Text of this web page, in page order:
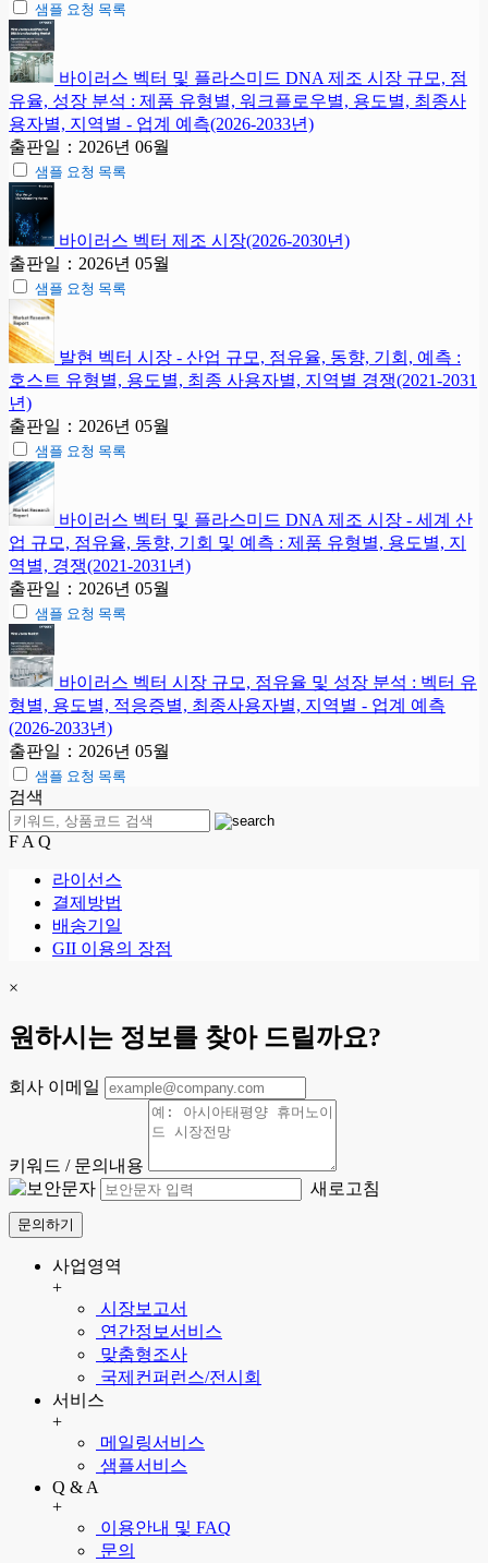
샘플 요청 목록
바이러스 벡터 및 플라스미드 DNA 제조 시장 규모, 점
유율, 성장 분석 : 제품 유형별, 워크플로우별, 용도별, 최종사
용자별, 지역별 - 업계 예측(2026-2033년)
출판일：2026년 06월
샘플 요청 목록
바이러스 벡터 제조 시장(2026-2030년)
출판일：2026년 05월
샘플 요청 목록
발현 벡터 시장 - 산업 규모, 점유율, 동향, 기회, 예측 :
호스트 유형별, 용도별, 최종 사용자별, 지역별 경쟁(2021-2031
년)
출판일：2026년 05월
샘플 요청 목록
바이러스 벡터 및 플라스미드 DNA 제조 시장 - 세계 산
업 규모, 점유율, 동향, 기회 및 예측 : 제품 유형별, 용도별, 지
역별, 경쟁(2021-2031년)
출판일：2026년 05월
샘플 요청 목록
바이러스 벡터 시장 규모, 점유율 및 성장 분석 : 벡터 유
형별, 용도별, 적응증별, 최종사용자별, 지역별 - 업계 예측
(2026-2033년)
출판일：2026년 05월
샘플 요청 목록
검색
F A Q
라이선스
결제방법
배송기일
GII 이용의 장점
×
원하시는 정보를 찾아 드릴까요?
회사 이메일
키워드 / 문의내용
새로고침
문의하기
사업영역
+
시장보고서
연간정보서비스
맞춤형조사
국제컨퍼런스/전시회
서비스
+
메일링서비스
샘플서비스
Q & A
+
이용안내 및 FAQ
문의